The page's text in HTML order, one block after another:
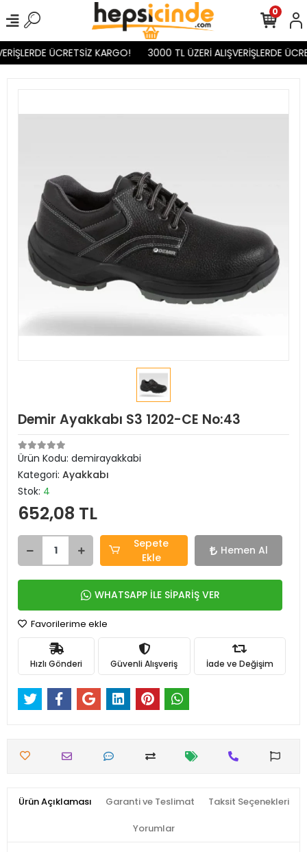
ÜCRETSİZ KARGO! 3000 TL ÜZERİ ALIŞVERİŞLERDE
0
Demir Ayakkabı S3 1202-CE No:43
Ürün Kodu: demirayakkabi
Kategori: Ayakkabı
Stok: 4
652,08 TL
Sepete
Ekle
Hemen Al
WHATSAPP İLE SİPARİŞ VER
Favorilerime ekle
Hızlı Gönderi Güvenli Alışveriş İade ve Değişim
Ürün Açıklaması Garanti ve Teslimat Taksit Seçenekleri
Yorumlar